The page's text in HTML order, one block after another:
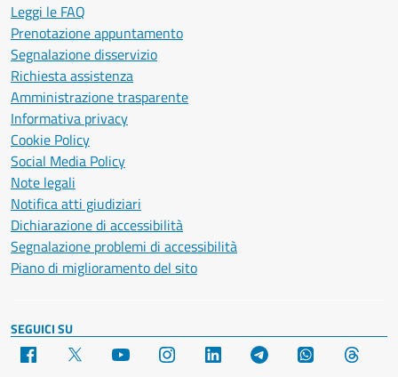
Leggi le FAQ
Prenotazione appuntamento
Segnalazione disservizio
Richiesta assistenza
Amministrazione trasparente
Informativa privacy
Cookie Policy
Social Media Policy
Note legali
Notifica atti giudiziari
Dichiarazione di accessibilità
Segnalazione problemi di accessibilità
Piano di miglioramento del sito
SEGUICI SU
Facebook YouTube Instagram LinkedIn Telegram WhatsApp